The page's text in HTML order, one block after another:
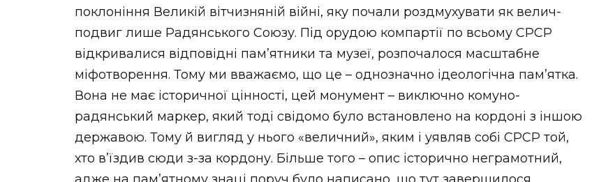
поклоніння Великій вітчизняній війні, яку почали роздмухувати як велич-
подвиг лише Радянського Союзу. Під орудою компартії по всьому СРСР
відкривалися відповідні пам’ятники та музеї, розпочалося масштабне
міфотворення. Тому ми вважаємо, що це – однозначно ідеологічна пам’ятка.
Вона не має історичної цінності, цей монумент – виключно комуно-
радянський маркер, який тоді свідомо було встановлено на кордоні з іншою
державою. Тому й вигляд у нього «величний», яким і уявляв собі СРСР той,
хто в’їздив сюди з-за кордону. Більше того – опис історично неграмотний,